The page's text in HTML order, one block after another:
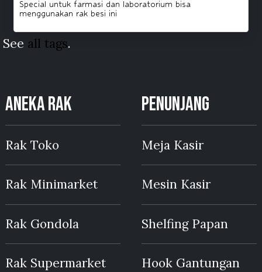
Special untuk farmasi dan laboratorium bisa
menggunakan rak besi ini
See all tags.
ANEKA RAK
Rak Toko
Rak Minimarket
Rak Gondola
Rak Supermarket
PENUNJANG
Meja Kasir
Mesin Kasir
Shelfing Papan
Hook Gantungan